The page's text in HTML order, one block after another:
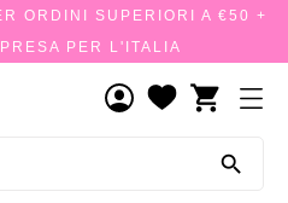
ORDINI SUPERIORI A €50 +
PER L'ITALIA
shopping_cart
